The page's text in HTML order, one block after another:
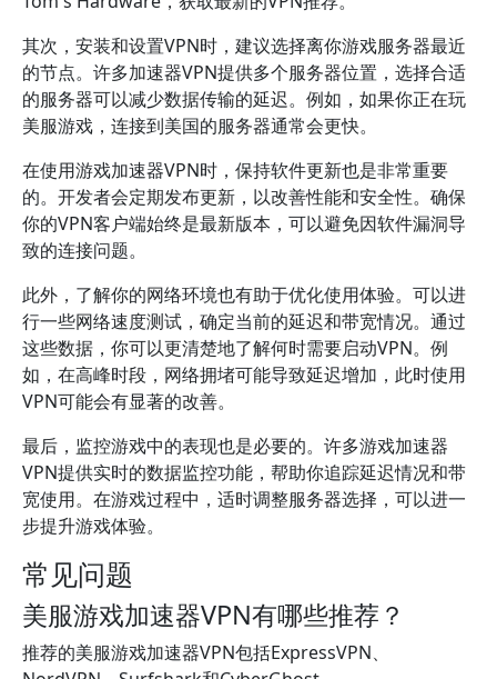
其次，安装和设置VPN时，建议选择离你游戏服务器最近
的节点。许多加速器VPN提供多个服务器位置，选择合适
的服务器可以减少数据传输的延迟。例如，如果你正在玩
美服游戏，连接到美国的服务器通常会更快。
在使用游戏加速器VPN时，保持软件更新也是非常重要
的。开发者会定期发布更新，以改善性能和安全性。确保
你的VPN客户端始终是最新版本，可以避免因软件漏洞导
致的连接问题。
此外，了解你的网络环境也有助于优化使用体验。可以进
行一些网络速度测试，确定当前的延迟和带宽情况。通过
这些数据，你可以更清楚地了解何时需要启动VPN。例
如，在高峰时段，网络拥堵可能导致延迟增加，此时使用
VPN可能会有显著的改善。
最后，监控游戏中的表现也是必要的。许多游戏加速器
VPN提供实时的数据监控功能，帮助你追踪延迟情况和带
宽使用。在游戏过程中，适时调整服务器选择，可以进一
步提升游戏体验。
常见问题
美服游戏加速器VPN有哪些推荐？
推荐的美服游戏加速器VPN包括ExpressVPN、